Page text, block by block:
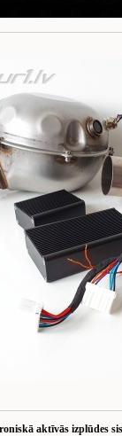
aktīvās izplūdes